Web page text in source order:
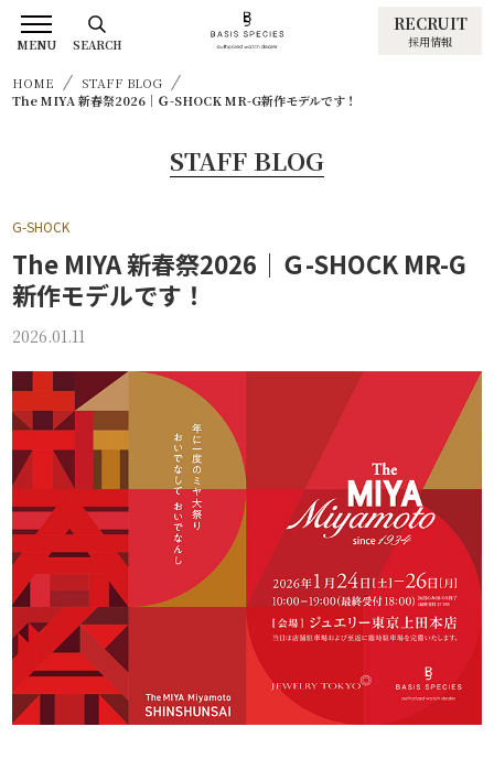
RECRUIT
採用情報
HOME
STAFF BLOG
The MIYA 新春祭2026｜Ｇ-SHOCK MR-G新作モデルです！
STAFF BLOG
G-SHOCK
The MIYA 新春祭2026｜Ｇ-SHOCK MR-G
新作モデルです！
2026.01.11
MENU SEARCH